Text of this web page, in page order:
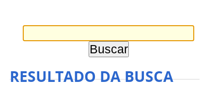
RESULTADO DA BUSCA